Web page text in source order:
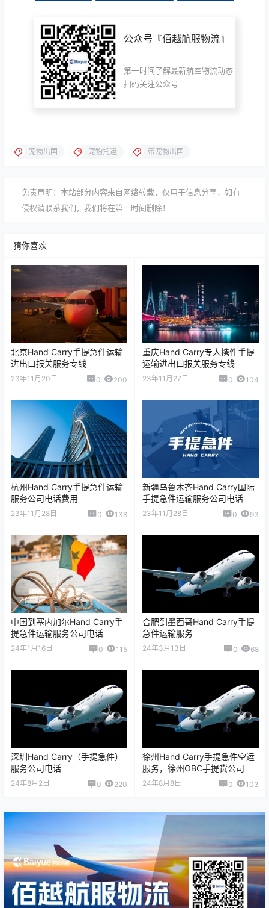
公众号『佰越航服物流』
第一时间了解最新航空物流动态
扫码关注公众号
宠物出国 宠物托运 带宠物出国
免责声明：本站部分内容来自网络转载，仅用于信息分享，如有
侵权请联系我们，我们将在第一时间删除！
猜你喜欢
北京Hand Carry手提急件运输
进出口报关服务专线
23年11月20日 0 200
重庆Hand Carry专人携件手提
运输进出口报关服务专线
23年11月27日 0 104
杭州Hand Carry手提急件运输
服务公司电话费用
23年11月28日 0 138
新疆乌鲁木齐Hand Carry国际
手提急件运输服务公司电话
23年11月28日 0 93
中国到塞内加尔Hand Carry手
提急件运输服务公司电话
24年1月16日 0 115
合肥到墨西哥Hand Carry手提
急件运输服务
24年3月13日 0 68
深圳Hand Carry（手提急件）
服务公司电话
24年8月2日 0 220
徐州Hand Carry手提急件空运
服务，徐州OBC手提货公司
24年8月8日 0 103